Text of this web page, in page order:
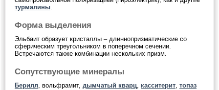
турмалины.
Форма выделения
Эльбаит образует кристаллы – длиннопризматические со
сферическим треугольником в поперечном сечении.
Встречаются также комбинации нескольких призм.
Сопутствующие минералы
Берилл, вольфрамит, дымчатый кварц, касситерит, топаз